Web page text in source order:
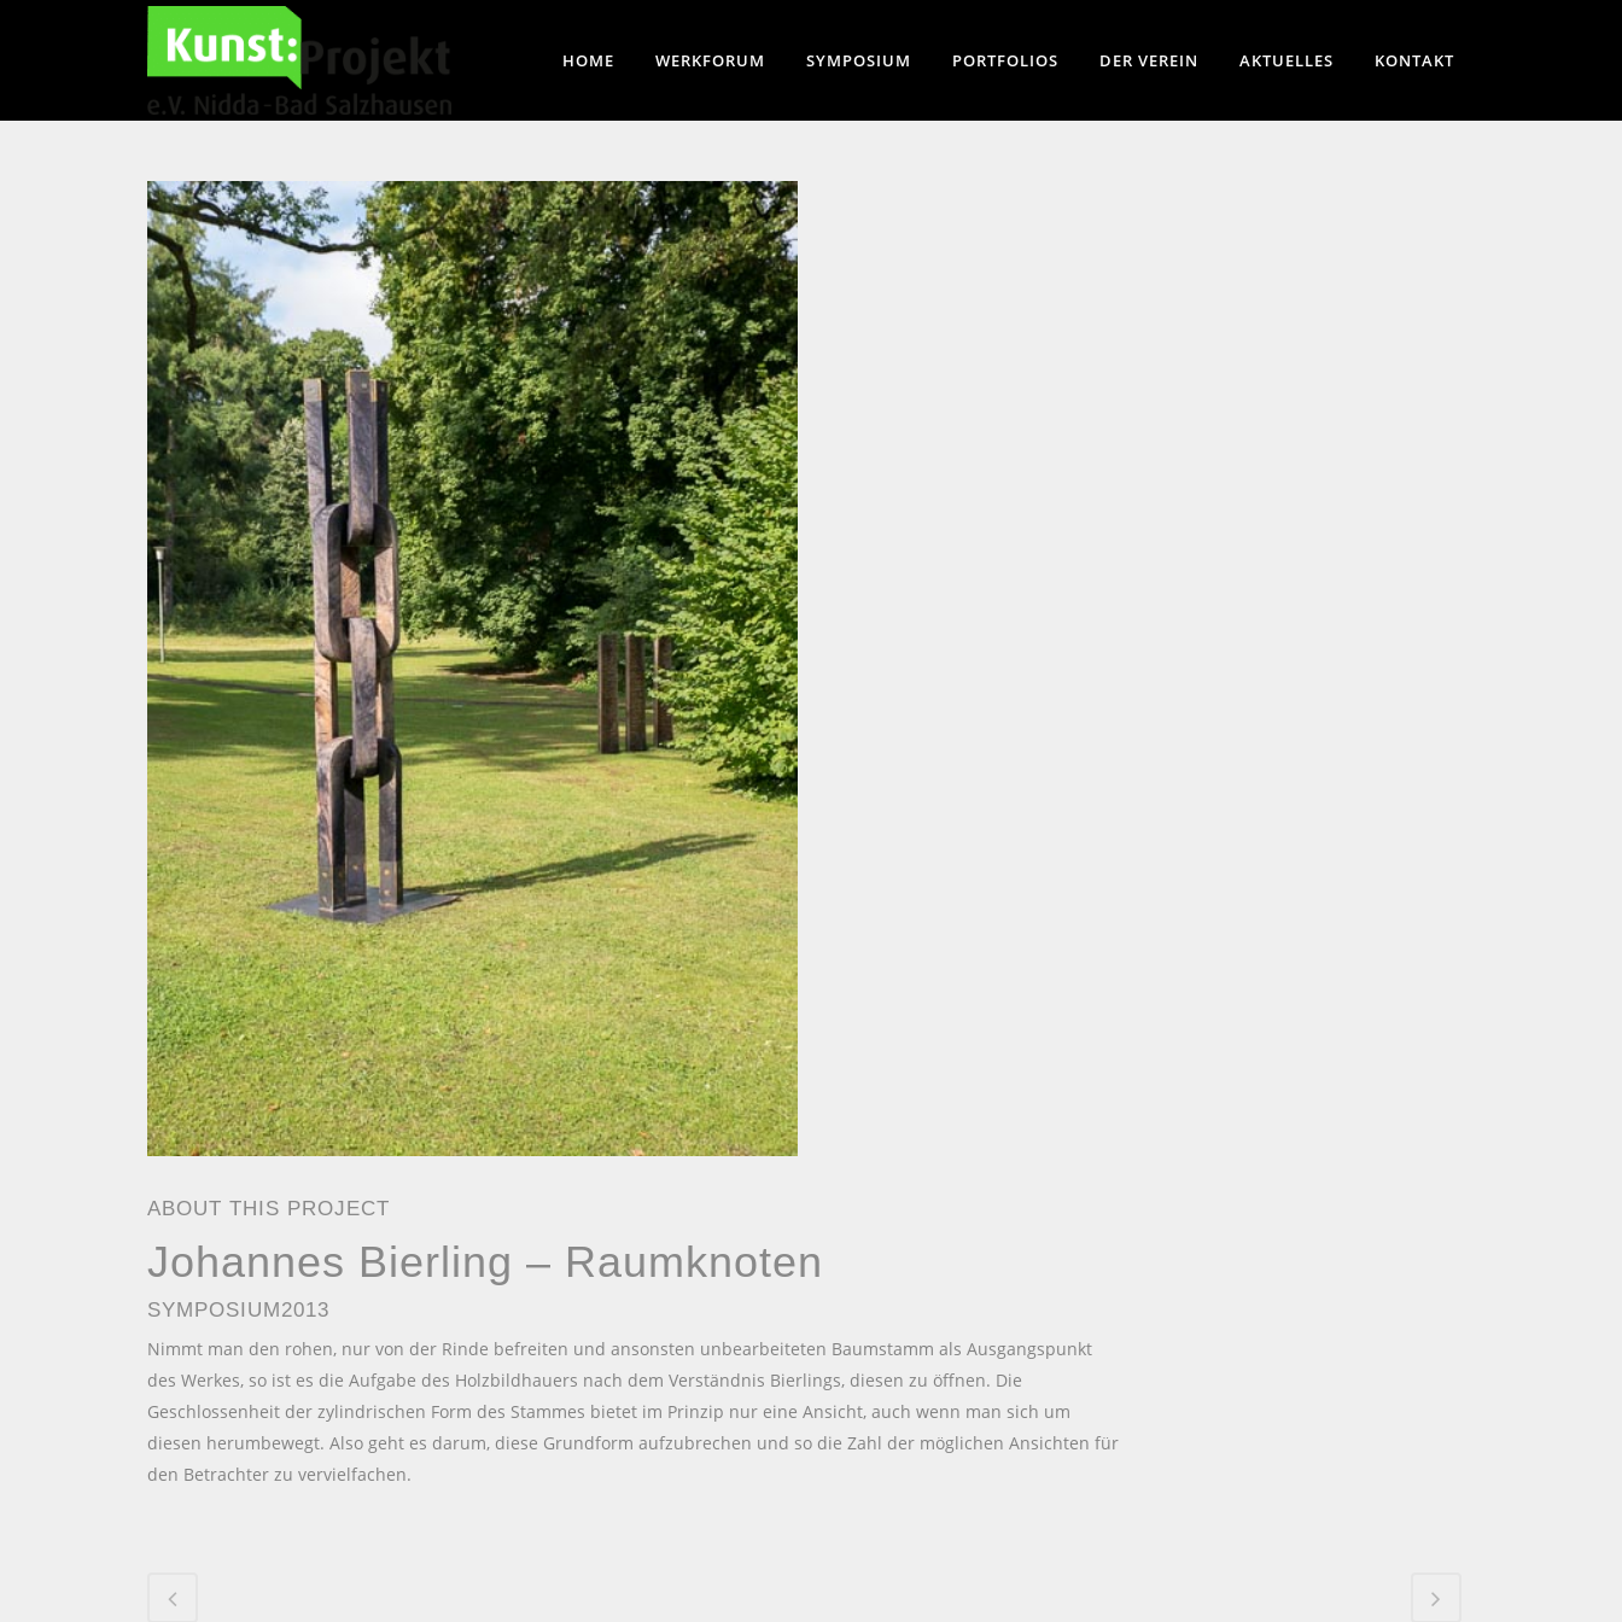
HOME WERKFORUM SYMPOSIUM PORTFOLIOS DER VEREIN AKTUELLES KONTAKT
ABOUT THIS PROJECT
Johannes Bierling – Raumknoten
SYMPOSIUM2013
Nimmt man den rohen, nur von der Rinde befreiten und ansonsten unbearbeiteten Baumstamm als Ausgangspunkt
des Werkes, so ist es die Aufgabe des Holzbildhauers nach dem Verständnis Bierlings, diesen zu öffnen. Die
Geschlossenheit der zylindrischen Form des Stammes bietet im Prinzip nur eine Ansicht, auch wenn man sich um
diesen herumbewegt. Also geht es darum, diese Grundform aufzubrechen und so die Zahl der möglichen Ansichten für
den Betrachter zu vervielfachen.